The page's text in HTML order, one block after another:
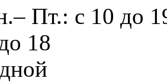
Пт.: с 10 до
18